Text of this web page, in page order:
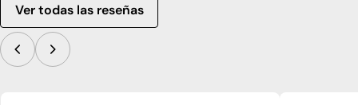
Ver todas las reseñas